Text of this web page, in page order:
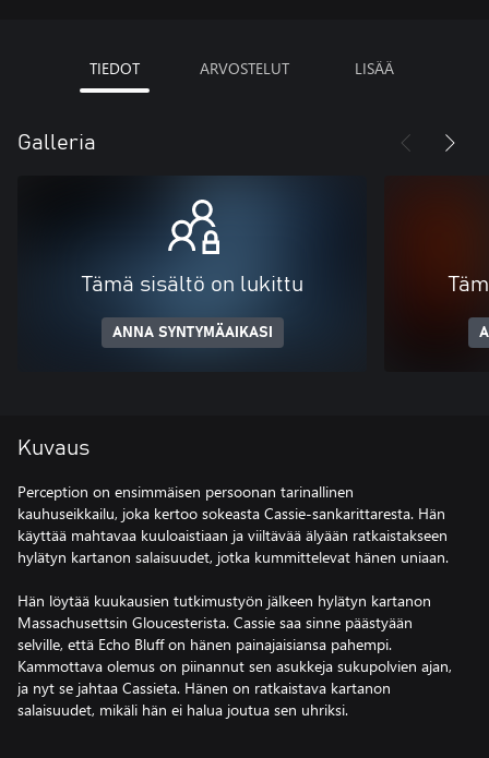
TIEDOT ARVOSTELUT LISÄÄ
Galleria
Tämä sisältö on lukittu
ANNA SYNTYMÄAIKASI
Kuvaus
Perception on ensimmäisen persoonan tarinallinen
kauhuseikkailu, joka kertoo sokeasta Cassie-sankarittaresta. Hän
käyttää mahtavaa kuuloaistiaan ja viiltävää älyään ratkaistakseen
hylätyn kartanon salaisuudet, jotka kummittelevat hänen uniaan.
Hän löytää kuukausien tutkimustyön jälkeen hylätyn kartanon
Massachusettsin Gloucesterista. Cassie saa sinne päästyään
selville, että Echo Bluff on hänen painajaisiansa pahempi.
Kammottava olemus on piinannut sen asukkeja sukupolvien ajan,
ja nyt se jahtaa Cassieta. Hänen on ratkaistava kartanon
salaisuudet, mikäli hän ei halua joutua sen uhriksi.